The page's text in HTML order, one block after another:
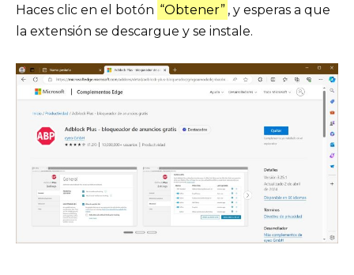
Haces clic en el botón “Obtener” , y esperas a que
la extensión se descargue y se instale.